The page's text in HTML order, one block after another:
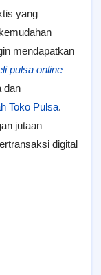
yang
mendapatkan
pulsa online
dan
Toko Pulsa.
jutaan
digital